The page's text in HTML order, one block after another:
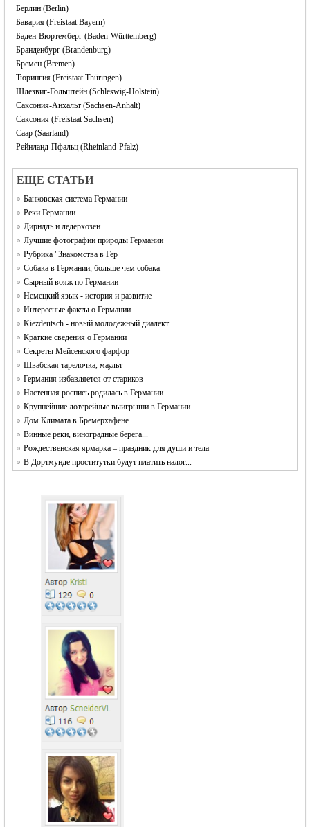
Берлин (Berlin)
Бавария (Freistaat Bayern)
Баден-Вюртемберг (Baden-Württemberg)
Бранденбург (Brandenburg)
Бремен (Bremen)
Тюрингия (Freistaat Thüringen)
Шлезвиг-Гольштейн (Schleswig-Holstein)
Саксония-Анхальт (Sachsen-Anhalt)
Саксония (Freistaat Sachsen)
Саар (Saarland)
Рейнланд-Пфальц (Rheinland-Pfalz)
EЩЕ СТАТЬИ
Банковская система Германии
Реки Германии
Дирндль и ледерхозен
Лучшие фотографии природы Германии
Рубрика "Знакомства в Гер
Собака в Германии, больше чем собака
Сырный вояж по Германии
Немецкий язык - история и развитие
Интересные факты о Германии.
Kiezdeutsch - новый молодежный диалект
Краткие сведения о Германии
Секреты Мейсенского фарфор
Швабская тарелочка, маульт
Германия избавляется от стариков
Настенная роспись родилась в Германии
Крупнейшие лотерейные выигрыши в Германии
Дом Климата в Бремерхафене
Винные реки, виноградные берега...
Рождественская ярмарка – праздник для души и тела
В Дортмунде проститутки будут платить налог...